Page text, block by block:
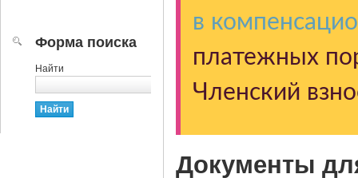
в
платежных
Членский
Документы
Форма поиска
Найти